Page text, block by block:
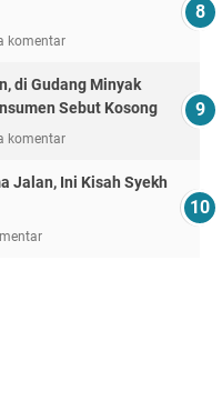
komentar
di Gudang Minyak
Sebut Kosong
komentar
Jalan, Ini Kisah Syekh